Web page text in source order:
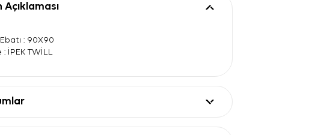
Açıklaması
: 90X90
: İPEK TWİLL